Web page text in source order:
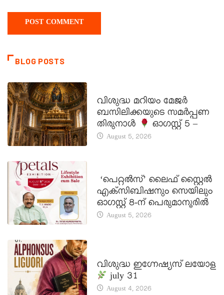
BLOG POSTS
വിശുദ്ധ മറിയം മേജർ
ബസിലിക്കയുടെ സമർപ്പണ
തിരുനാൾ
ഓഗസ്റ്റ് 5 –
August 5, 2026
‘പെറ്റൽസ്’ ലൈഫ് സ്റ്റൈൽ
എക്സിബിഷനും സെയിലും
ഓഗസ്റ്റ് 8-ന് പെരുമാനൂരിൽ
August 5, 2026
വിശുദ്ധ ഇഗ്നേഷ്യസ് ലയോള
july 31
August 4, 2026